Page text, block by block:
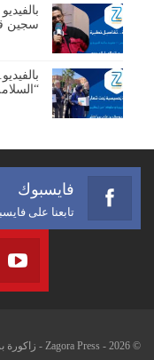
سجين
فايسبوك
تابعنا على
© 2026 - Zagora Press - زاكورة بريس. جميع الحقوق محفوظة. شركة الشرفاء للتواصل